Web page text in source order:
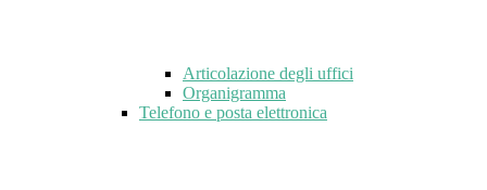
Articolazione degli uffici
Organigramma
Telefono e posta elettronica